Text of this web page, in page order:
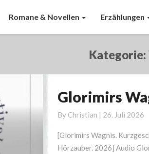
Romane & Novellen Erzählungen
Kategorie:
Glorimirs
Glorimirs
By Christian | 26. Juli 2026
[Glorimirs Wagnis.
Hörzauber. 2026] Audio